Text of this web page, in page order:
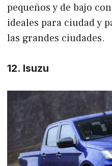
pequeños y de bajo
ideales para ciudad y
las grandes ciudades.
12. Isuzu